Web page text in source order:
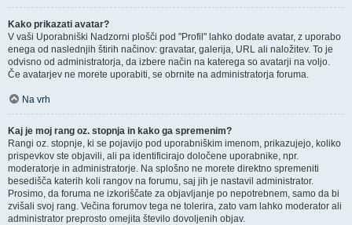
Kako prikazati avatar?
V vaši Uporabniški Nadzorni plošči pod "Profil" lahko dodate avatar, z uporabo
enega od naslednjih štirih načinov: gravatar, galerija, URL ali naložitev. To je
odvisno od administratorja, da izbere način na katerega so avatarji na voljo.
Če avatarjev ne morete uporabiti, se obrnite na administratorja foruma.
Na vrh
Kaj je moj rang oz. stopnja in kako ga spremenim?
Rangi oz. stopnje, ki se pojavijo pod uporabniškim imenom, prikazujejo, koliko
prispevkov ste objavili, ali pa identificirajo določene uporabnike, npr.
moderatorje in administratorje. Na splošno ne morete direktno spremeniti
besedišča katerih koli rangov na forumu, saj jih je nastavil administrator.
Prosimo, da foruma ne izkoriščate za objavljanje po nepotrebnem, samo da bi
zvišali svoj rang. Večina forumov tega ne tolerira, zato vam lahko moderator ali
administrator preprosto omejita število dovoljenih objav.